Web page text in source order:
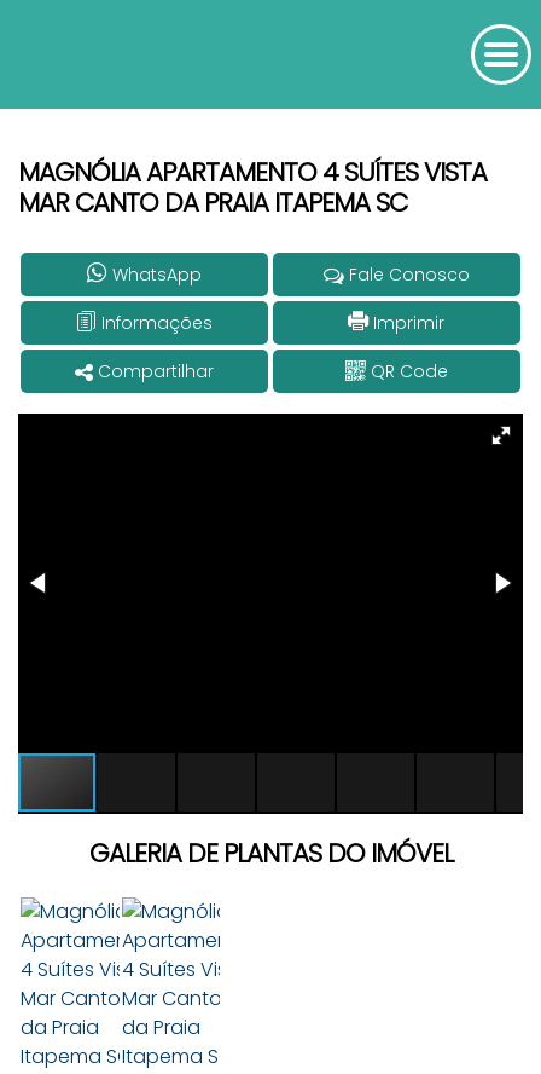
MAGNÓLIA APARTAMENTO 4 SUÍTES VISTA
MAR CANTO DA PRAIA ITAPEMA SC
WhatsApp Fale Conosco
Informações Imprimir
Compartilhar QR Code
GALERIA DE PLANTAS DO IMÓVEL